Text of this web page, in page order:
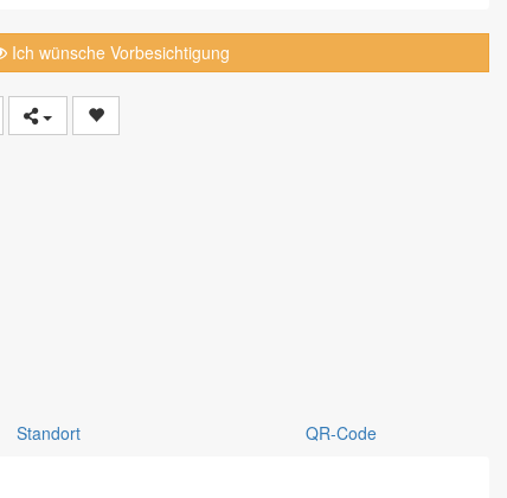
Ich wünsche Vorbesichtigung
Standort QR-Code